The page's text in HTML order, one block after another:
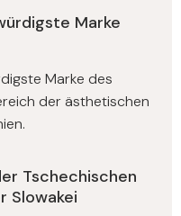
Marke
Marke des
der ästhetischen
Tschechischen
Slowakei